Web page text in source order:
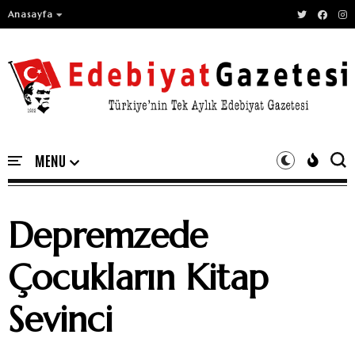
Anasayfa
Depremzede
Çocukların Kitap
Sevinci